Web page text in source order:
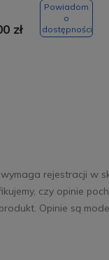
zł
Powiadom
o
dostępności
rejestracji w
czy opinie
Opinie są